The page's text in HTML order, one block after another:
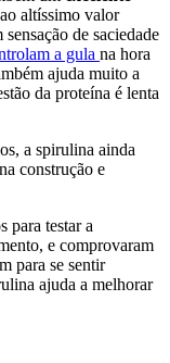
altíssimo valor
de saciedade
a gula na hora
ajuda muito a
da proteína é lenta
a spirulina ainda
construção e
para testar a
e comprovaram
para se sentir
ajuda a melhorar